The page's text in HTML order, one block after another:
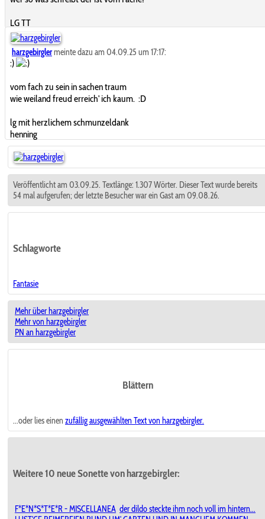
LG TT
harzgebirglermeinte dazu am 04.09.25 um 17:17:
:)
vom fach zu sein in sachen traum
wie weiland freud erreich' ich kaum. :D
lg mit herzlichem schmunzeldank
henning
Veröffentlicht am 03.09.25. Textlänge: 1.307 Wörter. Dieser Text wurde bereits
54 mal aufgerufen; der letzte Besucher war ein Gast am 09.08.26.
Schlagworte
Fantasie
Mehr über harzgebirgler
Mehr von harzgebirgler
PN an harzgebirgler
Blättern
...oder lies einen zufällig ausgewählten Text von harzgebirgler.
Weitere 10 neue Sonette von harzgebirgler:
F*E*N*S*T*E*R - MISCELLANEA der dildo steckte ihm noch voll im hintern...